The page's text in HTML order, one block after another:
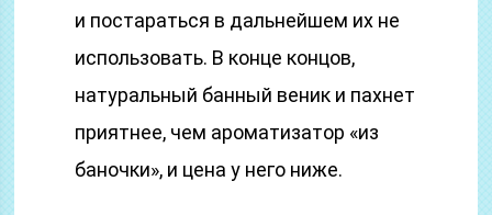
и постараться в дальнейшем их не
использовать. В конце концов,
натуральный банный веник и пахнет
приятнее, чем ароматизатор «из
баночки», и цена у него ниже.